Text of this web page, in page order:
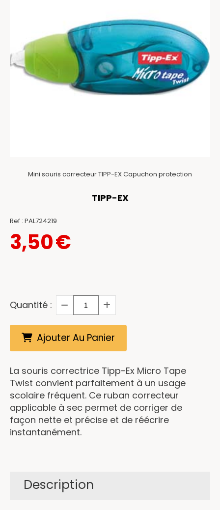
Mini souris correcteur TIPP-EX Capuchon protection
TIPP-EX
Ref : PAL724219
3,50€
Quantité :
Ajouter Au Panier
La souris correctrice Tipp-Ex Micro Tape
Twist convient parfaitement à un usage
scolaire fréquent. Ce ruban correcteur
applicable à sec permet de corriger de
façon nette et précise et de réécrire
instantanément.
Description